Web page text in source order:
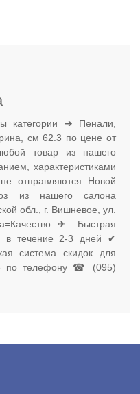
категории ➔ Пенали,
см 62.3 по цене от
товар из нашего
характеристиками
отправляются Новой
из нашего салона
обл., г. Вишневое, ул.
✈ Быстрая
в течение 2-3 дней ✔
система скидок для
по телефону ☎ (095)